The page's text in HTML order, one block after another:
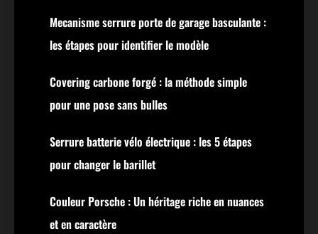
Mecanisme serrure porte de garage basculante :
les étapes pour identifier le modèle
Covering carbone forgé : la méthode simple
pour une pose sans bulles
Serrure batterie vélo électrique : les 5 étapes
pour changer le barillet
Couleur Porsche : Un héritage riche en nuances
et en caractère